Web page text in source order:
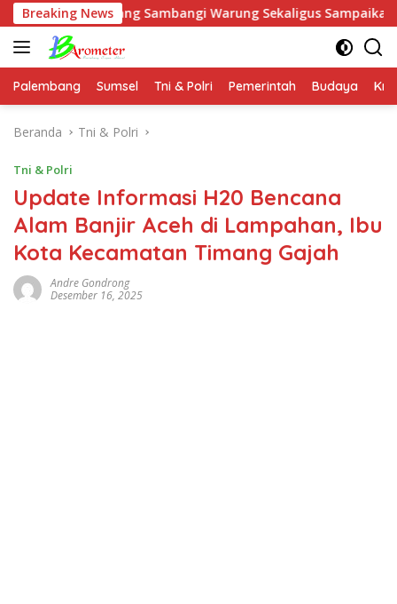
Langsung
ke
konten
Breaking News
Sambangi Warung Sekaligus Sampaikan Himbauan
Palembang Sumsel Tni & Polri Pemerintah Budaya
Beranda Tni & Polri
Tni & Polri
Update Informasi H20 Bencana
Alam Banjir Aceh di Lampahan, Ibu
Kota Kecamatan Timang Gajah
Andre Gondrong
Desember 16, 2025